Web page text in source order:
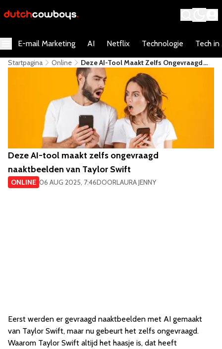
E-mail Marketing AI Netflix Technologie Tech in
Startpagina Online
Deze AI-Tool Maakt Zelfs Ongevraagd
Naaktbeelden Van Taylor Swift
Deze AI-tool maakt zelfs ongevraagd
naaktbeelden van Taylor Swift
ONLINE 06 AUG 2025, 7:46DOORLAURA JENNY
Eerst werden er gevraagd naaktbeelden met AI gemaakt
van Taylor Swift, maar nu gebeurt het zelfs ongevraagd.
Waarom Taylor Swift altijd het haasje is, dat heeft